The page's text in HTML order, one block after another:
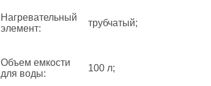
Нагревательный
элемент:
трубчатый;
Объем емкости
для воды:
100 л;